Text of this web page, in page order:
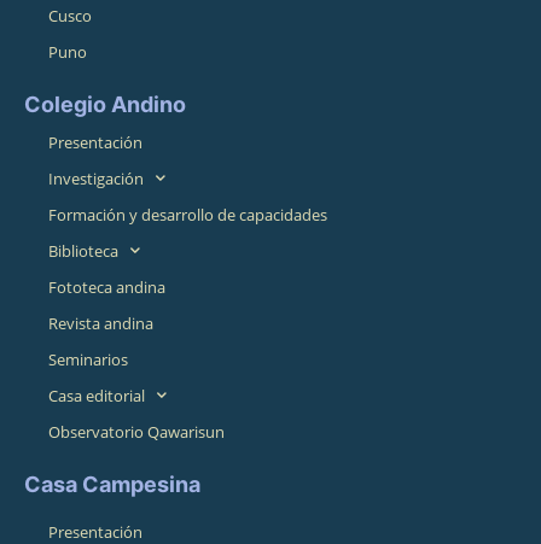
Cusco
Puno
Colegio Andino
Presentación
Investigación
Formación y desarrollo de capacidades
Biblioteca
Fototeca andina
Revista andina
Seminarios
Casa editorial
Observatorio Qawarisun
Casa Campesina
Presentación